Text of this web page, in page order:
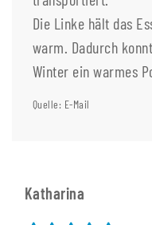
Die Linke hält das
warm. Dadurch
Winter ein warmes
Quelle: E-Mail
Katharina